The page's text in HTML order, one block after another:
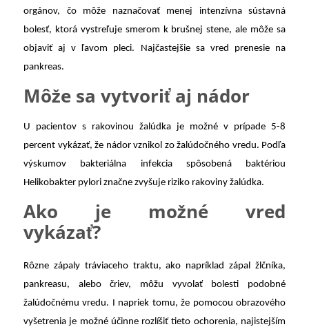
orgánov, čo môže naznačovať menej intenzívna sústavná
bolesť, ktorá vystreľuje smerom k brušnej stene, ale môže sa
objaviť aj v ľavom pleci. Najčastejšie sa vred prenesie na
pankreas.
Môže sa vytvoriť aj nádor
U pacientov s rakovinou žalúdka je možné v prípade 5-8
percent vykázať, že nádor vznikol zo žalúdočného vredu. Podľa
výskumov bakteriálna infekcia spôsobená baktériou
Helikobakter pylori značne zvyšuje riziko rakoviny žalúdka.
Ako je možné vred
vykázať?
Rôzne zápaly tráviaceho traktu, ako napríklad zápal žlčníka,
pankreasu, alebo čriev, môžu vyvolať bolesti podobné
žalúdočnému vredu. I napriek tomu, že pomocou obrazového
vyšetrenia je možné účinne rozlíšiť tieto ochorenia, najistejším